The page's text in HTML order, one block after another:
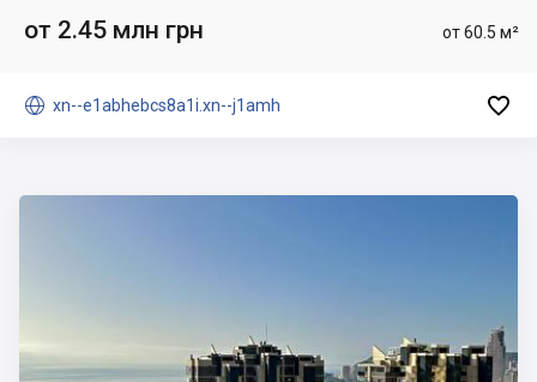
от 60.5 м²
от 2.45 млн грн
 xn--e1abhebcs8a1i.xn--j1amh 